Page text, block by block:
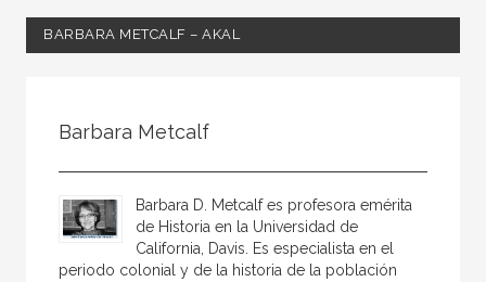
BARBARA METCALF – AKAL
Coordinador
Barbara Metcalf
Barbara D. Metcalf es profesora emérita
de Historia en la Universidad de
California, Davis. Es especialista en el
periodo colonial y de la historia de la población